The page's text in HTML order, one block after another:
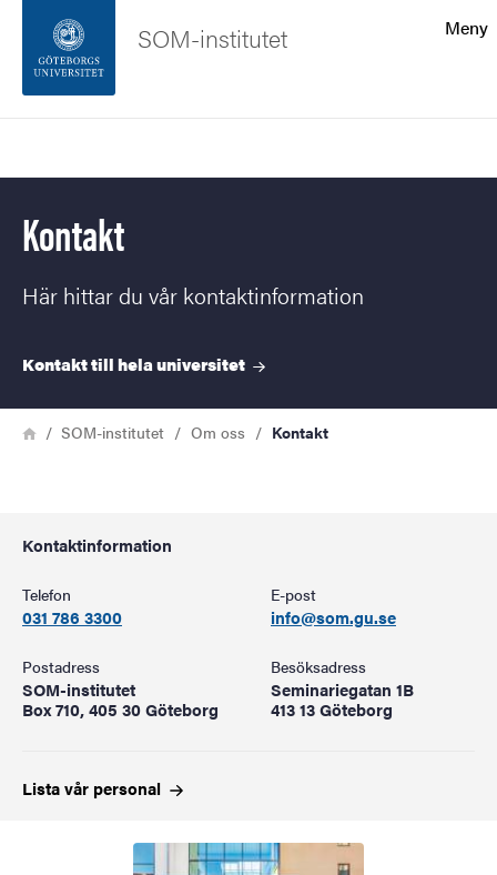
Sidfoten
Om webbplatsen
Meny
SOM-institutet
Kontakt
Här hittar du vår kontaktinformation
Kontakt till helauniversitet
Länkstig
HemSOM-institutet Om oss Kontakt
Kontaktinformation
Telefon
031 786 3300
E-post
info@som.gu.se
Postadress
SOM-institutet
Box 710, 405 30 Göteborg
Besöksadress
Seminariegatan 1B
413 13 Göteborg
Lista vår personal
Bild